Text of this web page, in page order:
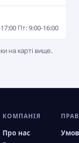
Пт: 9:00-16:00
на карті вище.
КОМПАНІЯ
Про нас